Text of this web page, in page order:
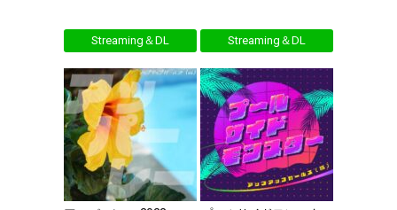
Streaming＆DL Streaming＆DL